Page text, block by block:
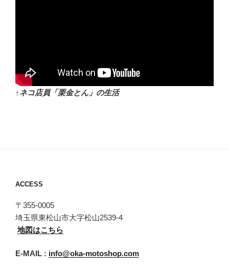
↑ネコ店員「栗金とん」の生活
ACCESS
〒355-0005
埼玉県東松山市大字松山2539-4
地図はこちら
E-MAIL : info@oka-motoshop.com